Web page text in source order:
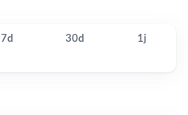
7d 30d 1j